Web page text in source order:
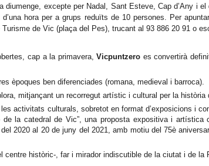
diumenge, excepte per Nadal, Sant Esteve, Cap d’Any i
hora per a grups reduïts de 10 persones. Per
Turisme de Vic (plaça del Pes), trucant al 93 886 20 91 o
cap a la primavera,Vicpuntzero es convertirà
èpoques ben diferenciades (romana, medieval i barroca).
mitjançant un recorregut artístic i cultural per la història
activitats culturals, sobretot en format d’exposicions i
la catedral de Vic”, una proposta expositiva i artística
2020 al 20 de juny del 2021, amb motiu del 75è
centre històric-, far i mirador indiscutible de la ciutat i de la